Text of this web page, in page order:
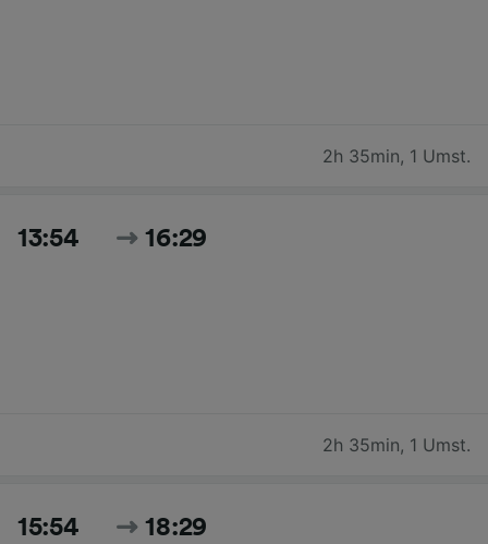
2h 35min, 1 Umst.
13:54 16:29
2h 35min, 1 Umst.
15:54 18:29